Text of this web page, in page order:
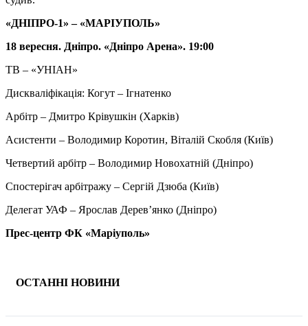
«ДНІПРО-1» – «МАРІУПОЛЬ»
18 вересня. Дніпро. «Дніпро Арена». 19:00
ТВ – «УНІАН»
Дискваліфікація: Когут – Ігнатенко
Арбітр – Дмитро Крівушкін (Харків)
Асистенти – Володимир Коротин, Віталій Скобля (Київ)
Четвертий арбітр – Володимир Новохатній (Дніпро)
Спостерігач арбітражу – Сергій Дзюба (Київ)
Делегат УАФ – Ярослав Дерев’янко (Дніпро)
Прес-центр ФК «Маріуполь»
ОСТАННІ НОВИНИ